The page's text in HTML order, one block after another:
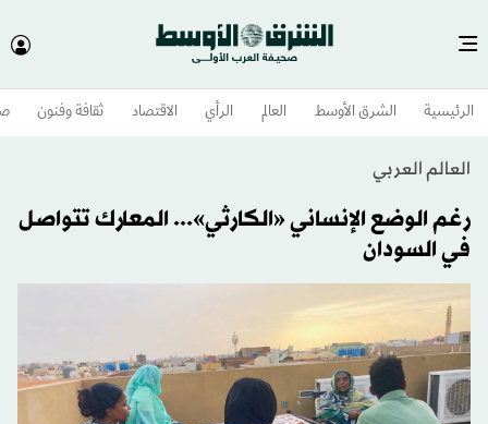
الرئيسية الشرق الأوسط​ العالم الرأي الاقتصاد ثقافة وفنون
العالم العربي
رغم الوضع الإنساني «الكارثي»... المعارك تتواصل
في السودان